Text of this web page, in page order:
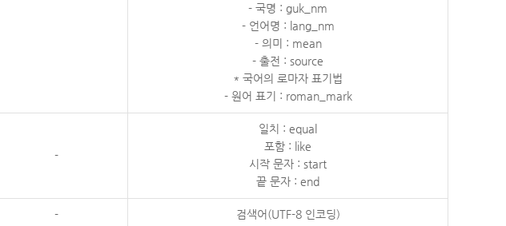
- 국명 : guk_nm
- 언어명 : lang_nm
- 의미 : mean
- 출전 : source
* 국어의 로마자 표기법
- 원어 표기 : roman_mark
-
일치 : equal
포함 : like
시작 문자 : start
끝 문자 : end
- 검색어(UTF-8 인코딩)